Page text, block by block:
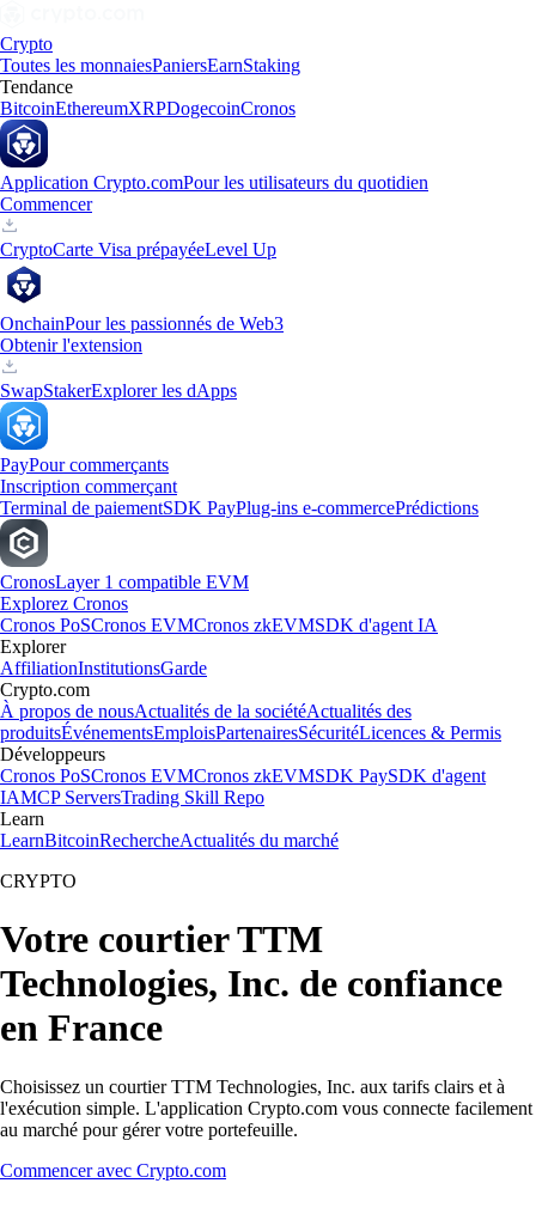
Crypto
Toutes les monnaiesPaniersEarnStaking
Tendance
BitcoinEthereumXRPDogecoinCronos
Application Crypto.comPour les utilisateurs du quotidien
Commencer
CryptoCarte Visa prépayéeLevel Up
OnchainPour les passionnés de Web3
Obtenir l'extension
SwapStakerExplorer les dApps
PayPour commerçants
Inscription commerçant
Terminal de paiementSDK PayPlug-ins e-commercePrédictions
CronosLayer 1 compatible EVM
Explorez Cronos
Cronos PoSCronos EVMCronos zkEVMSDK d'agent IA
Explorer
AffiliationInstitutionsGarde
Crypto.com
À propos de nousActualités de la sociétéActualités des
produitsÉvénementsEmploisPartenairesSécuritéLicences & Permis
Développeurs
Cronos PoSCronos EVMCronos zkEVMSDK PaySDK d'agent
IAMCP ServersTrading Skill Repo
Learn
LearnBitcoinRechercheActualités du marché
CRYPTO
Votre courtier TTM
Technologies, Inc. de confiance
en France
Choisissez un courtier TTM Technologies, Inc. aux tarifs clairs et à
l'exécution simple. L'application Crypto.com vous connecte facilement
au marché pour gérer votre portefeuille.
Commencer avec Crypto.com